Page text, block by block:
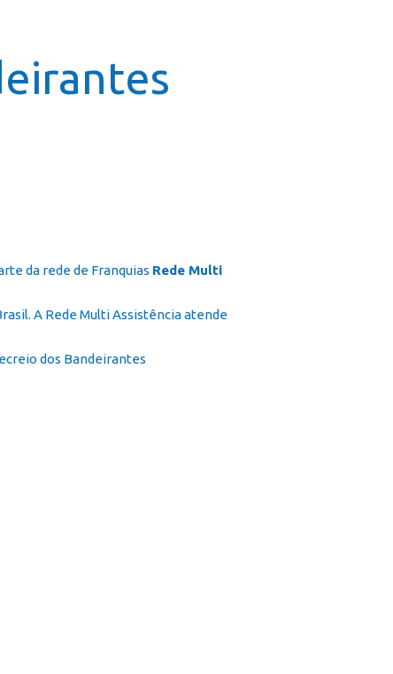
da rede de Franquias Rede Multi
A Rede Multi Assistência atende